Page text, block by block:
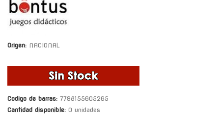
Origen: NACIONAL
Codigo de barras: 7798155605265
Cantidad disponible: 0 unidades